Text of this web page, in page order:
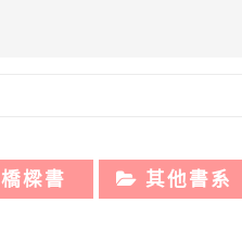
橋樑書 其他書系